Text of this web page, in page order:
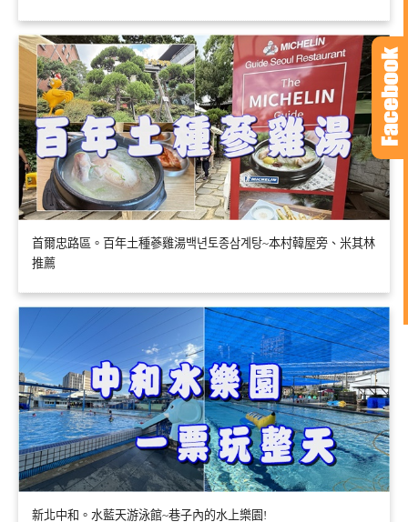
首爾忠路區。百年土種蔘雞湯백년토종삼계탕~本村韓屋旁、米其林
推薦
新北中和。水藍天游泳館~巷子內的水上樂園!